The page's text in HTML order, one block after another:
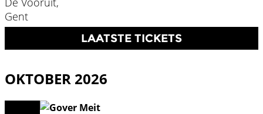
Gent
LAATSTE TICKETS
OKTOBER 2026